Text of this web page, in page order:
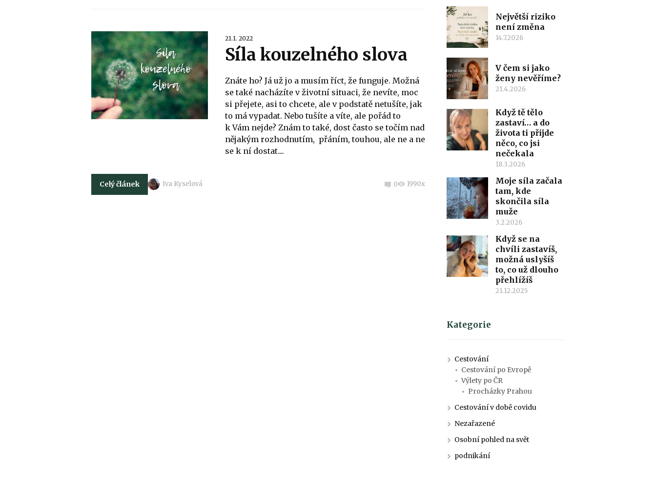
21.1. 2022
Síla kouzelného slova
Znáte ho? Já už jo a musím říct, že funguje. Možná
se také nacházíte v životní situaci, že nevíte, moc
si přejete, asi to chcete, ale v podstatě netušíte, jak
to má vypadat. Nebo tušíte a víte, ale pořád to
k Vám nejde? Znám to také, dost často se točím nad
nějakým rozhodnutím, přáním, touhou, ale ne a ne
se k ní dostat....
Celý článek Iva Kyselová 0 1990x
Největší riziko
není změna
14.7.2026
V čem si jako
ženy nevěříme?
21.4.2026
Když tě tělo
zastaví… a do
života ti přijde
něco, co jsi
nečekala
18.3.2026
Moje síla začala
tam, kde
skončila síla
muže
3.2.2026
Když se na
chvíli zastavíš,
možná uslyšíš
to, co už dlouho
přehlížíš
21.12.2025
Kategorie
Cestování
Cestování po Evropě
Výlety po ČR
Procházky Prahou
Cestování v době covidu
Nezařazené
Osobní pohled na svět
podnikání